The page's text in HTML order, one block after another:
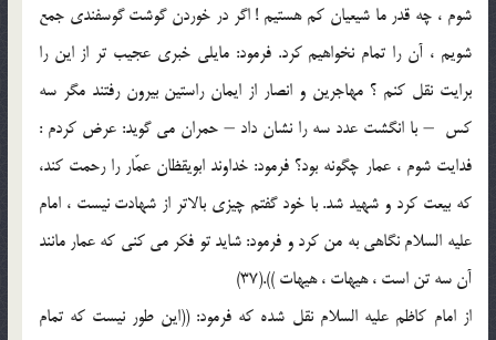
شوم ، چه قدر ما شيعيان كم هستيم ! اگر در خوردن گوشت گوسفندى جمع
شويم ، آن را تمام نخواهيم كرد. فرمود: مايلى خبرى عجيب تر از اين را
برايت نقل كنم ؟ مهاجرين و انصار از ايمان راستين بيرون رفتند مگر سه
كس ‍ – با انگشت عدد سه را نشان داد – حمران مى گويد: عرض كردم :
فدايت شوم ، عمار چگونه بود؟ فرمود: خداوند ابويقظان عمّار را رحمت كند،
كه بيعت كرد و شهيد شد. با خود گفتم چيزى بالاتر از شهادت نيست ، امام
عليه السلام نگاهى به من كرد و فرمود: شايد تو فكر مى كنى كه عمار مانند
آن سه تن است ، هيهات ، هيهات )).(37)
از امام كاظم عليه السلام نقل شده كه فرمود: ((اين طور نيست كه تمام